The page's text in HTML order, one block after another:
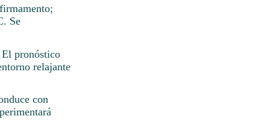
Se
pronóstico
relajante
con